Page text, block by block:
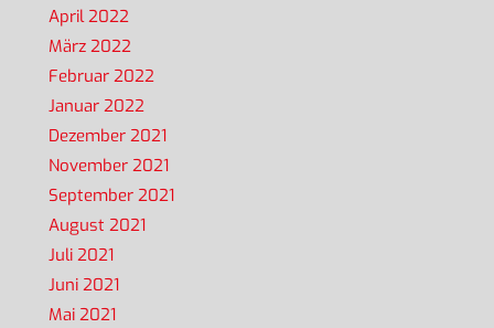
April 2022
März 2022
Februar 2022
Januar 2022
Dezember 2021
November 2021
September 2021
August 2021
Juli 2021
Juni 2021
Mai 2021